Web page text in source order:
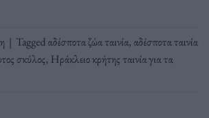
| Taggedαδέσποτα ζώα ταινία,αδέσποτα ταινία
σκύλος, Ηράκλειο κρήτης ταινία για τα